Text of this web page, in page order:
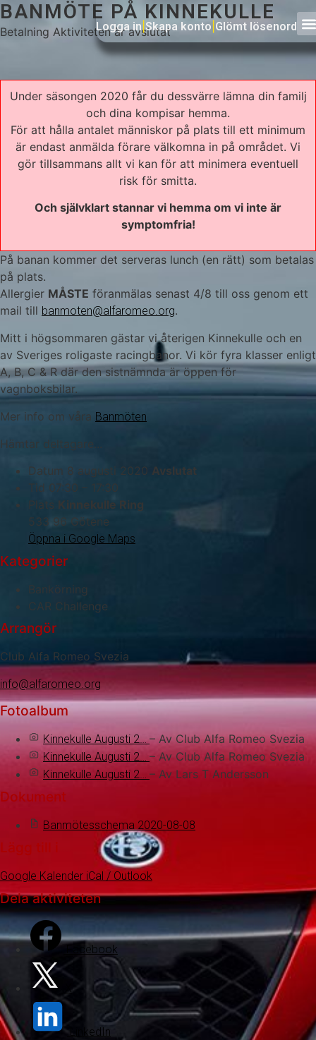
Logga in Skapa konto Glömt lösenord
BANMÖTE PÅ KINNEKULLE
Betalning Aktiviteten är avslutat
Under säsongen 2020 får du dessvärre lämna din familj
och dina kompisar hemma.
För att hålla antalet människor på plats till ett minimum
är endast anmälda förare välkomna in på området. Vi
gör tillsammans allt vi kan för att minimera eventuell
risk för smitta.
Och självklart stannar vi hemma om vi inte är
symptomfria!
På banan kommer det serveras lunch (en rätt) som betalas
på plats.
Allergier MÅSTE föranmälas senast 4/8 till oss genom ett
mail till banmoten@alfaromeo.org.
Mitt i högsommaren gästar vi återigen Kinnekulle och en
av Sveriges roligaste racingbanor. Vi kör fyra klasser enligt
A, B, C & R där den sistnämnda är öppen för
vagnboksbilar.
Mer info om våra Banmöten
Hämtar deltagare...
Datum 8 augusti 2020 Avslutat
Tid 07:30 – 17:30
Plats Kinnekulle Ring
533 96 Götene
Öppna i Google Maps
Kategorier
Bankörning
CAR Challenge
Arrangör
Club Alfa Romeo Svezia
info@alfaromeo.org
Fotoalbum
Kinnekulle Augusti 2…– Av Club Alfa Romeo Svezia
Kinnekulle Augusti 2… – Av Club Alfa Romeo Svezia
Kinnekulle Augusti 2… – Av Lars T Andersson
Dokument
Banmötesschema 2020-08-08
Lägg till i
Google Kalender iCal / Outlook
Dela aktiviteten
Facebook
X
LinkedIn